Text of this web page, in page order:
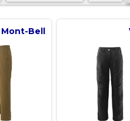
Mont-Bell